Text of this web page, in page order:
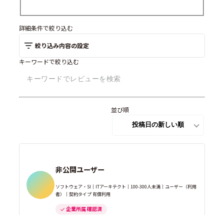
詳細条件で絞り込む
絞り込み内容の設定
キーワードで絞り込む
並び順
非公開ユーザー
ソフトウェア・SI｜ITアーキテクト｜100-300人未満｜ユーザー（利用
者）｜契約タイプ 有償利用
企業所属 確認済